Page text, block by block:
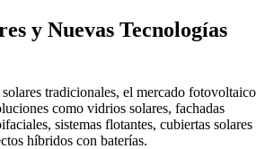
y Nuevas Tecnologías
tradicionales, el mercado fotovoltaico
como vidrios solares, fachadas
sistemas flotantes, cubiertas solares
híbridos con baterías.